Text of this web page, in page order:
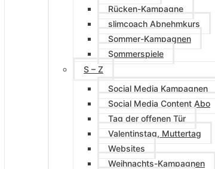
Rücken-Kampagne
slimcoach Abnehmkurs
Sommer-Kampagnen
Sommerspiele
S – Z
Social Media Kampagnen
Social Media Content Abo
Tag der offenen Tür
Valentinstag, Muttertag
Websites
Weihnachts-Kampagnen